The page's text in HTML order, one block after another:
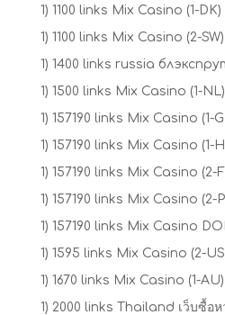
1) 1100 links Mix Casino (1-
1) 1100 links Mix Casino (2-
1) 1400 links russia
1) 1500 links Mix Casino (1-
1) 157190 links Mix Casino (1-
1) 157190 links Mix Casino (1-
1) 157190 links Mix Casino (2-
1) 157190 links Mix Casino (2-
1) 157190 links Mix Casino
1) 1595 links Mix Casino (2-
1) 1670 links Mix Casino (1-
1) 2000 links Thailand เว็บซื้อห